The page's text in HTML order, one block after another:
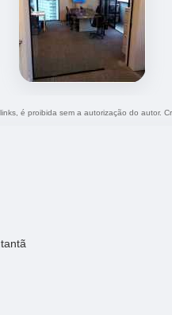
é proibida sem a autorização do autor.